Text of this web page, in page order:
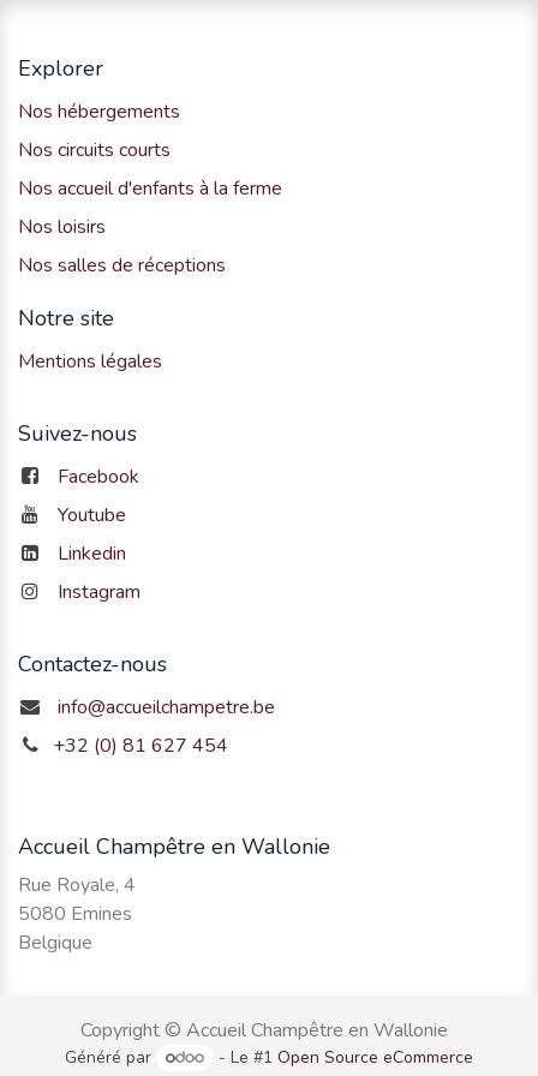
Explorer
Nos hébergements
Nos circuits courts
Nos accueil d'enfants à la ferme
Nos loisirs
Nos salles de réceptions
Notre site
Mentions légales
Suivez-nous
Facebook
Youtube
Linkedin
Instagram
Contactez-nous
info@accueilchampetre.be
+32 (0) 81 627 454
Accueil Champêtre en Wallonie
Rue Royale, 4
5080 Emines
Belgique
Copyright © Accueil Champêtre en Wallonie
Généré par - Le #1Open Source eCommerce